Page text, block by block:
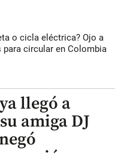
o cicla eléctrica? Ojo a
para circular en Colombia
llegó a
amiga DJ